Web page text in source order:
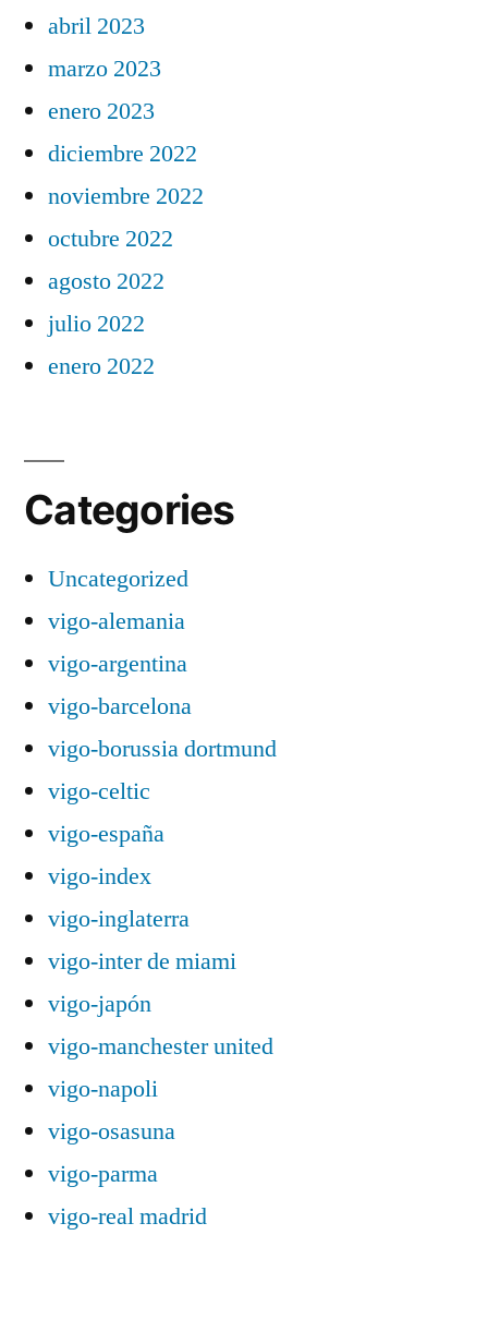
abril 2023
marzo 2023
enero 2023
diciembre 2022
noviembre 2022
octubre 2022
agosto 2022
julio 2022
enero 2022
Categories
Uncategorized
vigo-alemania
vigo-argentina
vigo-barcelona
vigo-borussia dortmund
vigo-celtic
vigo-españa
vigo-index
vigo-inglaterra
vigo-inter de miami
vigo-japón
vigo-manchester united
vigo-napoli
vigo-osasuna
vigo-parma
vigo-real madrid